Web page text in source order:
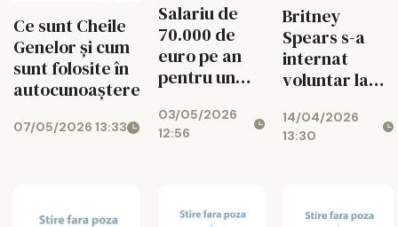
Ce sunt Cheile
Genelor și cum
sunt folosite în
autocunoaștere
07/05/2026 13:33
Salariu de
70.000 de
euro pe an
pentru un
câini
03/05/2026
12:56
Britney
Spears s-a
internat
voluntar la
după
arestarea din
14/04/2026
13:30